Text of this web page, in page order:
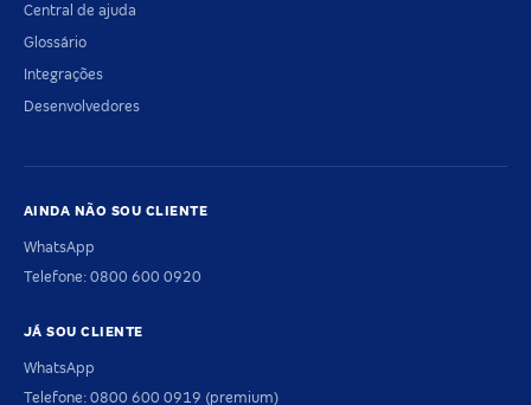
Central de ajuda
Glossário
Integrações
Desenvolvedores
AINDA NÃO SOU CLIENTE
WhatsApp
Telefone: 0800 600 0920
JÁ SOU CLIENTE
WhatsApp
Telefone: 0800 600 0919 (premium)